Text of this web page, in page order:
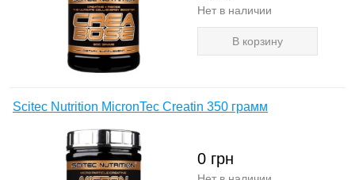
Нет в наличии
В корзину
Scitec Nutrition MicronTec Creatin 350 грамм
0 грн